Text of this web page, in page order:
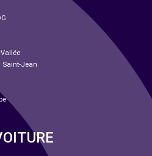
Saint-Jean